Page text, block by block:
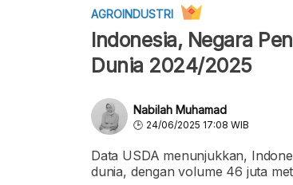
AGROINDUSTRI
Indonesia, Negara
Dunia 2024/2025
Nabilah Muhamad
24/06/2025 17:08 WIB
Data USDA menunjukkan,
dunia, dengan volume 46 juta